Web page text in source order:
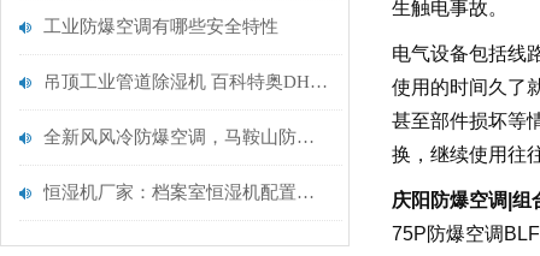
工业防爆空调有哪些安全特性
吊顶工业管道除湿机 百科特奥DH-8150D 除湿量150升/天
全新风风冷防爆空调，马鞍山防爆空调，百科特奥BLF-180
恒湿机厂家：档案室恒湿机配置方案解析
生触电事故。
电气设备包括线
使用的时间久了
甚至部件损坏等
换，继续使用往
庆阳防爆空调|组
75P防爆空调